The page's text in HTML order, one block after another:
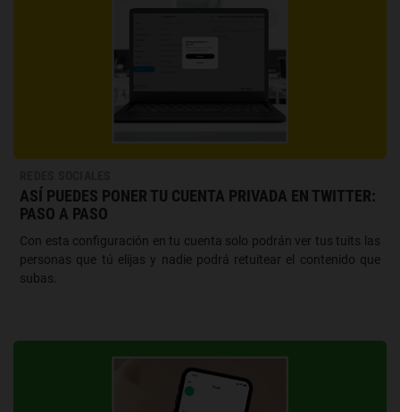
ASÍ PUEDES PONER TU CUENTA PRIVADA EN TWITTER:
PASO A PASO
Con esta configuración en tu cuenta solo podrán ver tus tuits las
personas que tú elijas y nadie podrá retuitear el contenido que
subas.